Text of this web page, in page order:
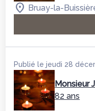
Bruay-la-
Publié le jeudi 28
Monsieur
82 ans